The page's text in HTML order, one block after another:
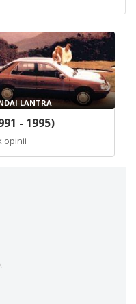
LANTRA
- 1995)
opinii